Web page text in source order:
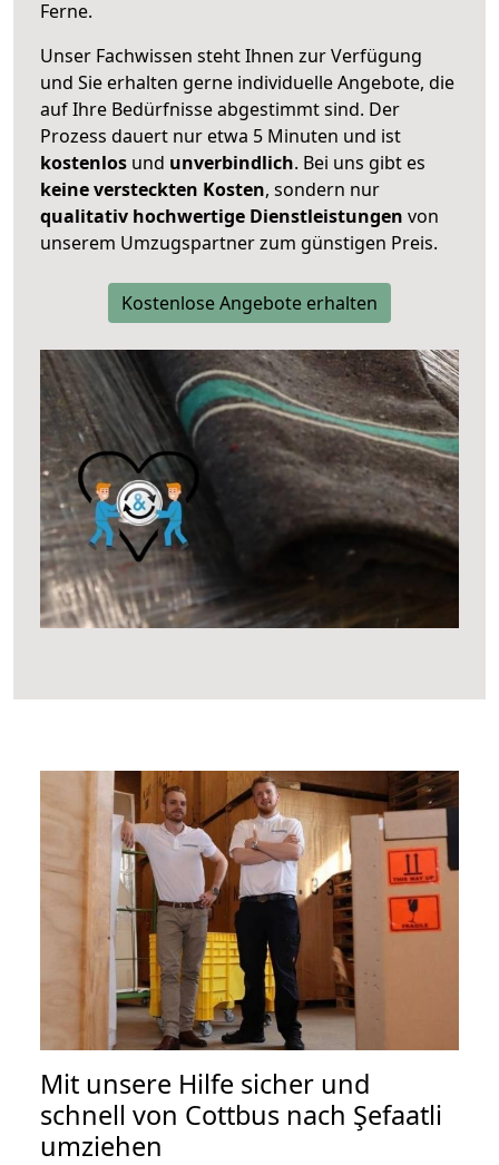
Ferne.
Unser Fachwissen steht Ihnen zur Verfügung
und Sie erhalten gerne individuelle Angebote, die
auf Ihre Bedürfnisse abgestimmt sind. Der
Prozess dauert nur etwa 5 Minuten und ist
kostenlos und unverbindlich. Bei uns gibt es
keine versteckten Kosten, sondern nur
qualitativ hochwertige Dienstleistungen von
unserem Umzugspartner zum günstigen Preis.
Kostenlose Angebote erhalten
Mit unsere Hilfe sicher und
schnell von Cottbus nach Şefaatli
umziehen